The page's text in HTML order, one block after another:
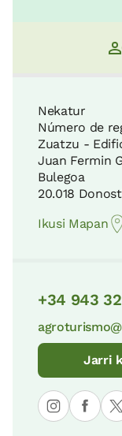
Nekatur
Número de
Zuatzu -
Juan Fermin
Bulegoa
20.018
Ikusi Mapan
+34 943
Jarri